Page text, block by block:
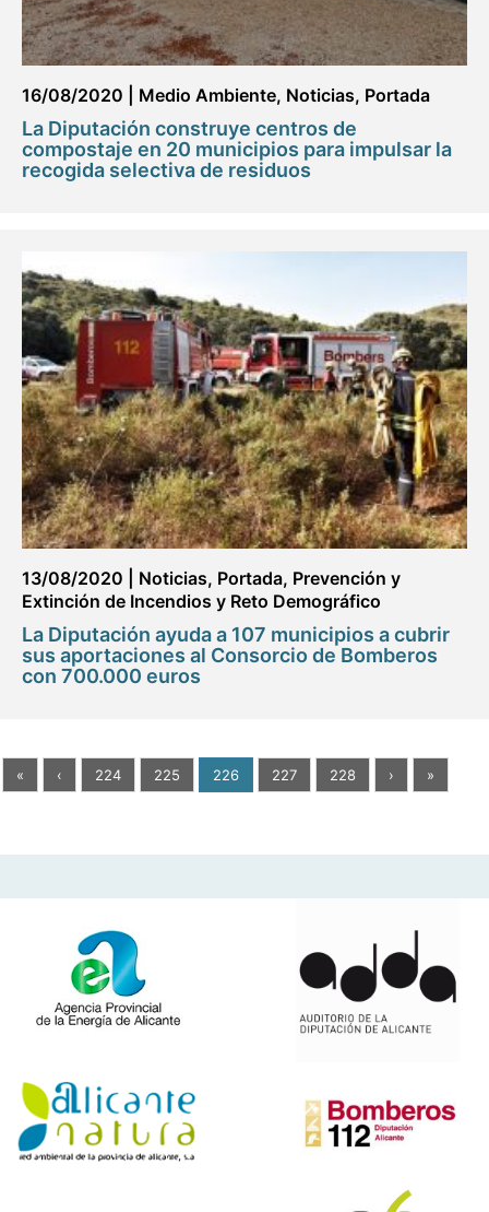
16/08/2020 Medio Ambiente, Noticias, Portada
La Diputación construye centros de
compostaje en 20 municipios para impulsar la
recogida selectiva de residuos
13/08/2020 Noticias, Portada, Prevención y
Extinción de Incendios y Reto Demográfico
La Diputación ayuda a 107 municipios a cubrir
sus aportaciones al Consorcio de Bomberos
con 700.000 euros
« ‹ 224 225 226 227 228 › »